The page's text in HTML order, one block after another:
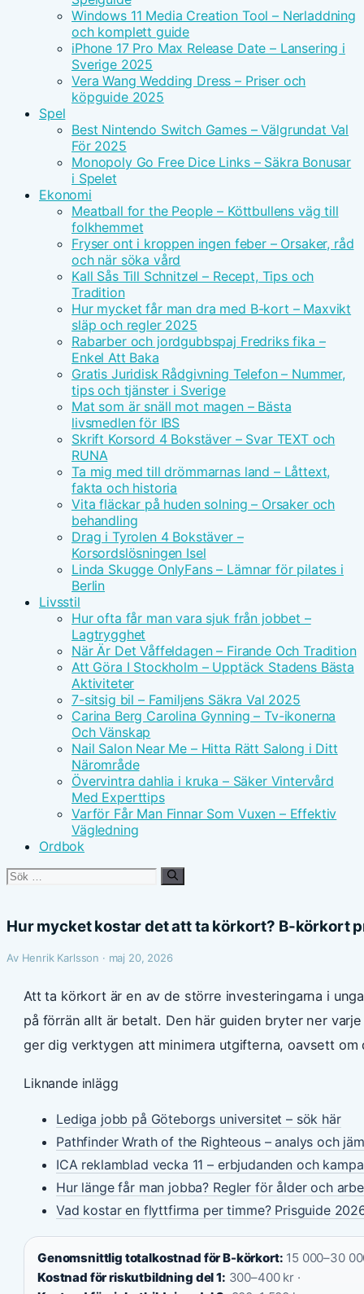
Windows 11 Media Creation Tool – Nerladdning
och komplett guide
iPhone 17 Pro Max Release Date – Lansering i
Sverige 2025
Vera Wang Wedding Dress – Priser och
köpguide 2025
Spel
Best Nintendo Switch Games – Välgrundat Val
För 2025
Monopoly Go Free Dice Links – Säkra Bonusar
i Spelet
Ekonomi
Meatball for the People – Köttbullens väg till
folkhemmet
Fryser ont i kroppen ingen feber – Orsaker, råd
och när söka vård
Kall Sås Till Schnitzel – Recept, Tips och
Tradition
Hur mycket får man dra med B-kort – Maxvikt
släp och regler 2025
Rabarber och jordgubbspaj Fredriks fika –
Enkel Att Baka
Gratis Juridisk Rådgivning Telefon – Nummer,
tips och tjänster i Sverige
Mat som är snäll mot magen – Bästa
livsmedlen för IBS
Skrift Korsord 4 Bokstäver – Svar TEXT och
RUNA
Ta mig med till drömmarnas land – Låttext,
fakta och historia
Vita fläckar på huden solning – Orsaker och
behandling
Drag i Tyrolen 4 Bokstäver –
Korsordslösningen Isel
Linda Skugge OnlyFans – Lämnar för pilates i
Berlin
Livsstil
Hur ofta får man vara sjuk från jobbet –
Lagtrygghet
När Är Det Våffeldagen – Firande Och Tradition
Att Göra I Stockholm – Upptäck Stadens Bästa
Aktiviteter
7-sitsig bil – Familjens Säkra Val 2025
Carina Berg Carolina Gynning – Tv-ikonerna
Och Vänskap
Nail Salon Near Me – Hitta Rätt Salong i Ditt
Närområde
Övervintra dahlia i kruka – Säker Vintervård
Med Experttips
Varför Får Man Finnar Som Vuxen – Effektiv
Vägledning
Ordbok
Sök
Hur mycket kostar det att ta körkort? B-körkort
Av Henrik Karlsson · maj 20, 2026
Att ta körkort är en av de större investeringarna i
på förrän allt är betalt. Den här guiden bryter ner
ger dig verktygen att minimera utgifterna, oavsett om
Liknande inlägg
Lediga jobb på Göteborgs universitet – sök här
Pathfinder Wrath of the Righteous – analys och
ICA reklamblad vecka 11 – erbjudanden och
Hur länge får man jobba? Regler för ålder och
Vad kostar en flyttfirma per timme? Prisguide
Genomsnittlig totalkostnad för B-körkort: 15 000–30
Kostnad för riskutbildning del 1: 300–400 kr ·